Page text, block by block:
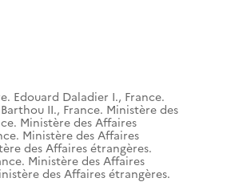
Edouard Daladier I., France.
II., France. Ministère des
Ministère des Affaires
Ministère des Affaires
des Affaires étrangères.
Ministère des Affaires
des Affaires étrangères.